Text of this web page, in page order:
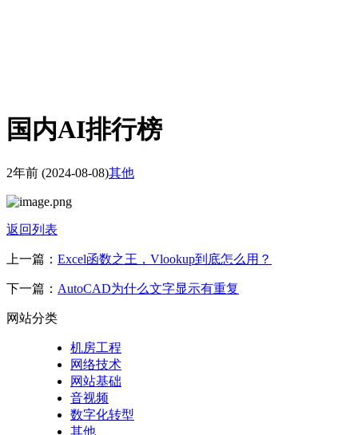
国内AI排行榜
2年前 (2024-08-08)其他
返回列表
上一篇： Excel函数之王，Vlookup到底怎么用？
下一篇： AutoCAD为什么文字显示有重复
网站分类
机房工程
网络技术
网站基础
音视频
数字化转型
其他